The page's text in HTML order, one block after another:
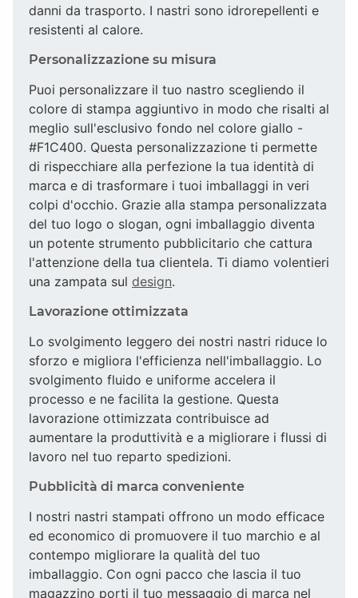
danni da trasporto. I nastri sono idrorepellenti e
resistenti al calore.
Personalizzazione su misura
Puoi personalizzare il tuo nastro scegliendo il
colore di stampa aggiuntivo in modo che risalti al
meglio sull'esclusivo fondo nel colore giallo -
#F1C400. Questa personalizzazione ti permette
di rispecchiare alla perfezione la tua identità di
marca e di trasformare i tuoi imballaggi in veri
colpi d'occhio. Grazie alla stampa personalizzata
del tuo logo o slogan, ogni imballaggio diventa
un potente strumento pubblicitario che cattura
l'attenzione della tua clientela. Ti diamo volentieri
una zampata sul design.
Lavorazione ottimizzata
Lo svolgimento leggero dei nostri nastri riduce lo
sforzo e migliora l'efficienza nell'imballaggio. Lo
svolgimento fluido e uniforme accelera il
processo e ne facilita la gestione. Questa
lavorazione ottimizzata contribuisce ad
aumentare la produttività e a migliorare i flussi di
lavoro nel tuo reparto spedizioni.
Pubblicità di marca conveniente
I nostri nastri stampati offrono un modo efficace
ed economico di promuovere il tuo marchio e al
contempo migliorare la qualità del tuo
imballaggio. Con ogni pacco che lascia il tuo
magazzino porti il tuo messaggio di marca nel